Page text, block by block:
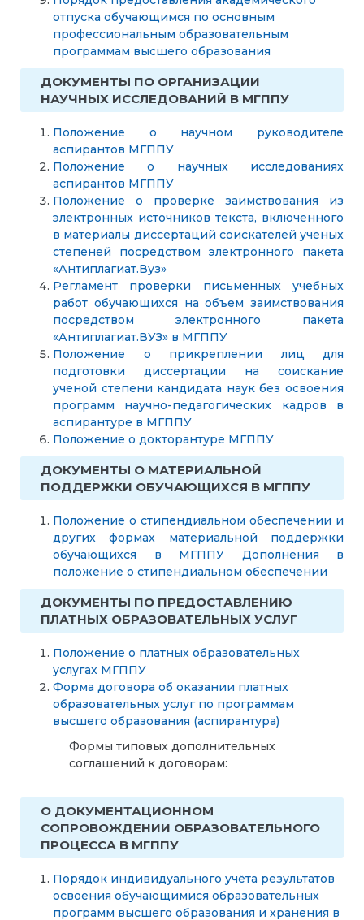
отпуска обучающимся по основным
профессиональным образовательным
программам высшего образования
ДОКУМЕНТЫ ПО ОРГАНИЗАЦИИ
НАУЧНЫХ ИССЛЕДОВАНИЙ В МГППУ
Положение о научном руководителе
аспирантов МГППУ
Положение о научных исследованиях
аспирантов МГППУ
Положение о проверке заимствования из
электронных источников текста, включенного
в материалы диссертаций соискателей ученых
степеней посредством электронного пакета
«Антиплагиат.Вуз»
Регламент проверки письменных учебных
работ обучающихся на объем заимствования
посредством электронного пакета
«Антиплагиат.ВУЗ» в МГППУ
Положение о прикреплении лиц для
подготовки диссертации на соискание
ученой степени кандидата наук без освоения
программ научно-педагогических кадров в
аспирантуре в МГППУ
Положение о докторантуре МГППУ
ДОКУМЕНТЫ О МАТЕРИАЛЬНОЙ
ПОДДЕРЖКИ ОБУЧАЮЩИХСЯ В МГППУ
Положение о стипендиальном обеспечении и
других формах материальной поддержки
обучающихся в МГППУ
Дополнения в
положение о стипендиальном обеспечении
ДОКУМЕНТЫ ПО ПРЕДОСТАВЛЕНИЮ
ПЛАТНЫХ ОБРАЗОВАТЕЛЬНЫХ УСЛУГ
Положение о платных образовательных
услугах МГППУ
Форма договора об оказании платных
образовательных услуг по программам
высшего образования (аспирантура)
Формы типовых дополнительных
соглашений к договорам:
О ДОКУМЕНТАЦИОННОМ
СОПРОВОЖДЕНИИ ОБРАЗОВАТЕЛЬНОГО
ПРОЦЕССА В МГППУ
Порядок индивидуального учёта результатов
освоения обучающимися образовательных
программ высшего образования и хранения в